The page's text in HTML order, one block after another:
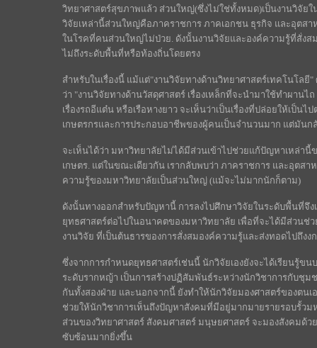
วิทยาศาสตร์สุขภาพแล้ว ส่วนใหญ่(ซึ่งไม่ใช่ทั้งหมด)เป็นงานวิจัย
วิจัยเหล่านี้ส่วนใหญ่คือภาคราชการ ภาคเอกชน ธุรกิจ และอุตส
ในโรคที่คนส่วนใหญ่ไม่ป่วย. ดังนั้นงานวิจัยและองค์ความรู้ที่สั่ง
ไม่ถึงระดับพื้นที่หรือท้องถิ่นโดยตรง
สำหรับในเรื่องนี้ แม้แต่"งานวิจัยทางด้านวิทยาศาสตร์เทคโนโลยี
ว่า "งานวิจัยทางด้านวัสดุศาสตร์ เรื่องเหล็กที่จะนำมาใช้ทำผานไ
เรื่องรถอีแต๋น หรือเรือหางยาว จะเห็นว่าเป็นเรื่องที่ปล่อยให้เป็น
เกษตรกรและการประกอบอาชีพของผู้คนเป็นจำนวนมาก แต่มัน
จะเห็นได้ว่า มหาวิทยาลัยไม่ได้มีส่วนเข้าไปช่วยแก้ปัญหาเหล่า
เกษตร. แต่ในขณะเดียวกัน เรากลับพบว่า ภาคราชการ และอุตส
ความรู้ของมหาวิทยาลัยเป็นส่วนใหญ่ (แม้จะไม่มากนักก็ตาม)
ดังนั้นทางออกสำหรับปัญหานี้ การลงไปศึกษาวิจัยในระดับพื้นที่จึ
ยุทธศาสตร์ต่อไปในอนาคตของมหาวิทยาลัย เพื่อที่จะได้มีส่วนช่
งานวิจัย ที่เป็นต้นธารของการสั่งสมองค์ความรู้และส่งทอดไปถึง
ซึ่งจากการกำหนดยุทธศาสตร์เช่นนี้ นักวิจัยเองยังจะได้เรียนรู้ข
ระดับรากหญ้า เป็นการสร้างปฏิสัมพันธ์ระหว่างนักวิชาการกับชุม
กันทั้งสองฝ่าย และนอกจากนี้ ยังทำให้นักวิจัยมองศาสตร์ของตน
ช่วยให้นักวิชาการเห็นถึงปัญหาสังคมที่มีอยู่มากมายรายรอบรั้วม
ส่วนของวิทยาศาสตร์ สังคมศาสตร์ มนุษยศาสตร์ จะมองสังคมด้ว
ซับซ้อนมากยิ่งขึ้น